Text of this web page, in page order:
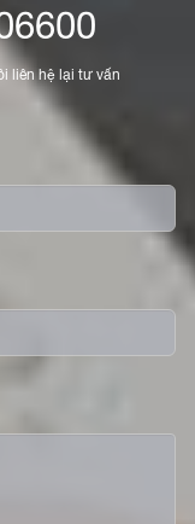
liên hệ lại tư vấn